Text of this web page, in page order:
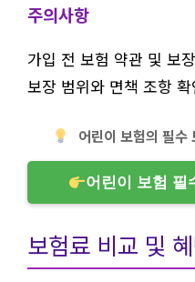
주의사항
가입 전 보험 약관 및 보
보장 범위와 면책 조항
어린이 보험의 필수
어린이 보험 필
보험료 비교 및